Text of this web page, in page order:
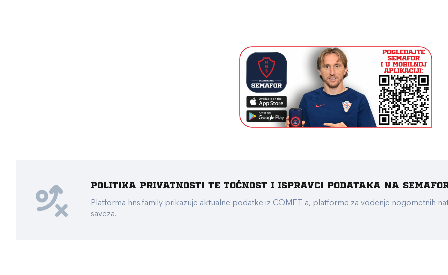
Politika privatnosti te točnost i ispravci podataka na
Platforma hns.family prikazuje aktualne podatke iz COMET-a, platforme za vođenje nogometnih
saveza.